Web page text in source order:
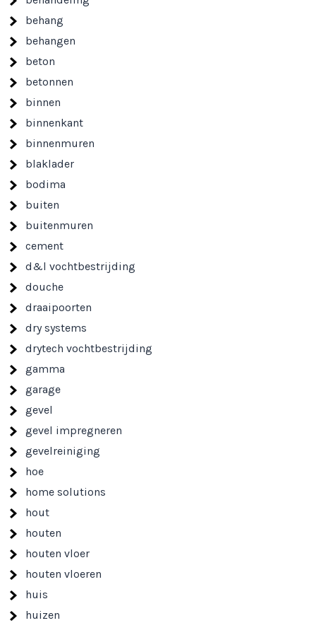
behang
behangen
beton
betonnen
binnen
binnenkant
binnenmuren
blaklader
bodima
buiten
buitenmuren
cement
d&l vochtbestrijding
douche
draaipoorten
dry systems
drytech vochtbestrijding
gamma
garage
gevel
gevel impregneren
gevelreiniging
hoe
home solutions
hout
houten
houten vloer
houten vloeren
huis
huizen